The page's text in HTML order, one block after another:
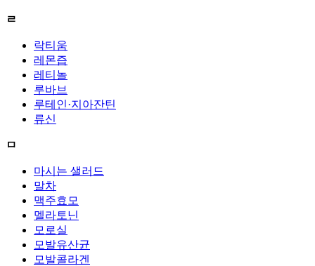
ㄹ
락티움
레몬즙
레티놀
루바브
루테인·지아잔틴
류신
ㅁ
마시는 샐러드
말차
맥주효모
멜라토닌
모로실
모발유산균
모발콜라겐